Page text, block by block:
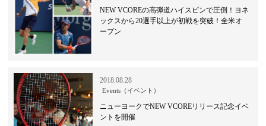
NEW VCOREの高弾道ハイスピンで圧倒！ヨネ
ックスから20選手以上が初戦を突破！全米オ
ープン
2018.08.28
Events（イベント）
ニューヨークでNEW VCOREリリース記念イベ
ントを開催